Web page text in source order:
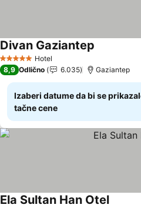
5 ZvezdiceHotel
Divan Gaziantep
8,9 Odlično 6.035 Gaziantep
Izaberi datume da bi se
tačne cene
Ela Sultan Han Otel